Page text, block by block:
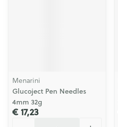
Menarini
Glucoject Pen Needles
4mm 32g
€ 17,23